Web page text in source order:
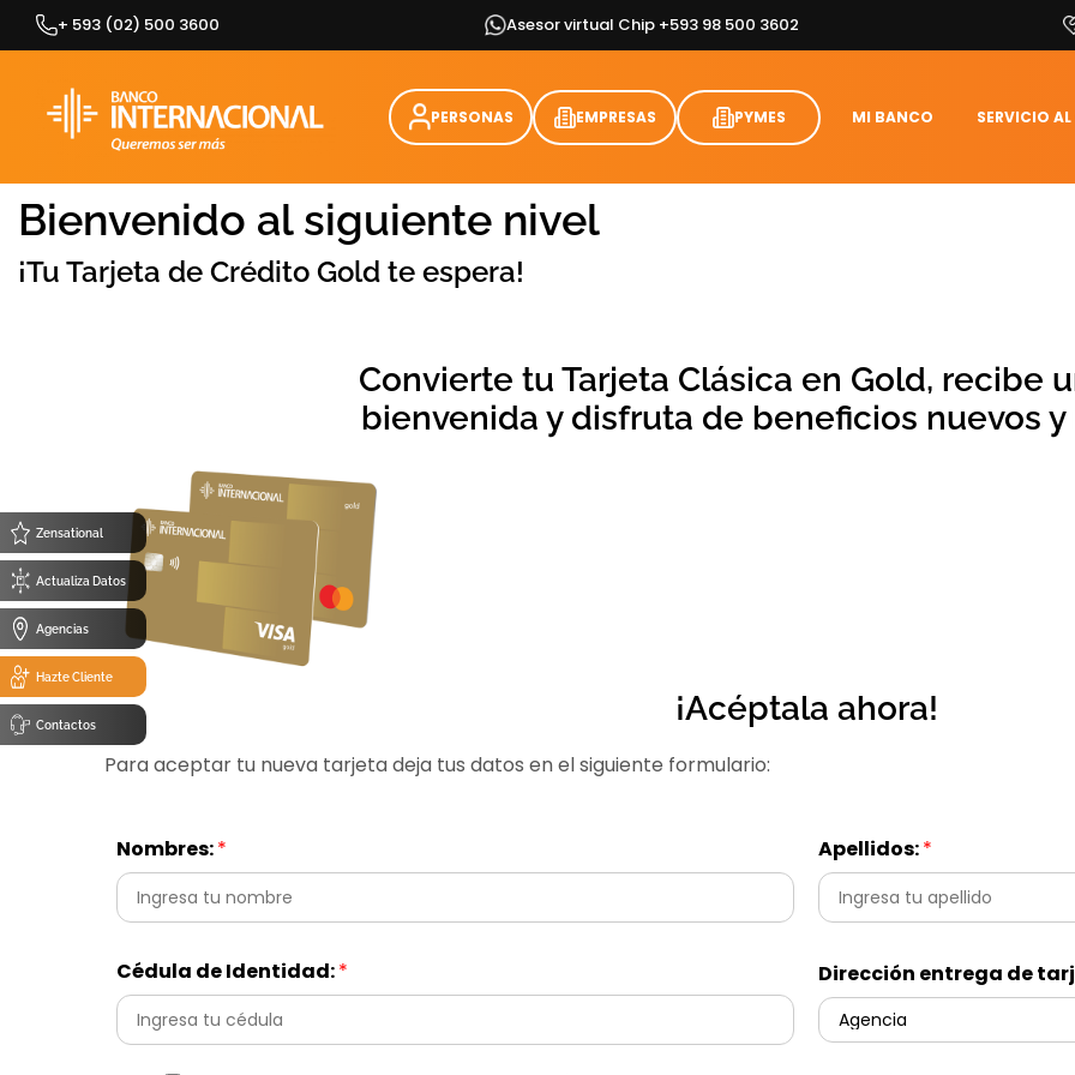
Zensational
Actualiza Datos
Agencias
Hazte Cliente
Contactos
Skip
+ 593 (02) 500 3600 Asesor virtual Chip +593 98 500 3602
PERSONAS EMPRESAS PYMES MI BANCO SERVICIO
Bienvenido al siguiente nivel
¡Tu Tarjeta de Crédito Gold te espera!
Convierte tu Tarjeta Clásica en Gold, recibe
bienvenida y disfruta de beneficios nuevos y
¡Acéptala ahora!
Para aceptar tu nueva tarjeta deja tus datos en el siguiente formulario:
Nombres:* Apellidos:*
Cédula de Identidad:* Dirección entrega de